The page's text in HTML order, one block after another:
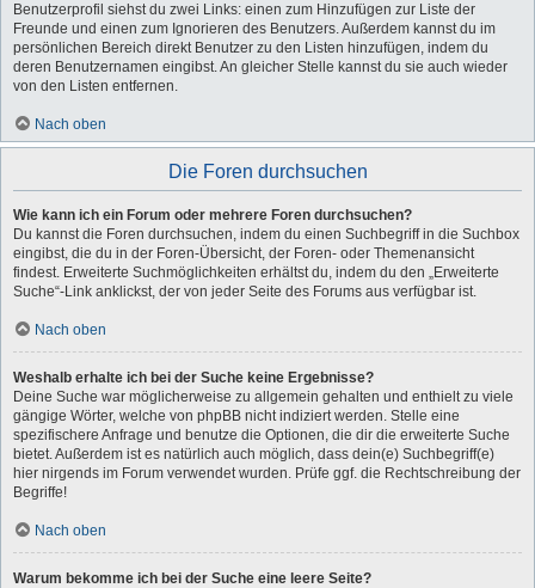
Benutzerprofil siehst du zwei Links: einen zum Hinzufügen zur Liste der
Freunde und einen zum Ignorieren des Benutzers. Außerdem kannst du im
persönlichen Bereich direkt Benutzer zu den Listen hinzufügen, indem du
deren Benutzernamen eingibst. An gleicher Stelle kannst du sie auch wieder
von den Listen entfernen.
Nach oben
Die Foren durchsuchen
Wie kann ich ein Forum oder mehrere Foren durchsuchen?
Du kannst die Foren durchsuchen, indem du einen Suchbegriff in die Suchbox
eingibst, die du in der Foren-Übersicht, der Foren- oder Themenansicht
findest. Erweiterte Suchmöglichkeiten erhältst du, indem du den „Erweiterte
Suche“-Link anklickst, der von jeder Seite des Forums aus verfügbar ist.
Nach oben
Weshalb erhalte ich bei der Suche keine Ergebnisse?
Deine Suche war möglicherweise zu allgemein gehalten und enthielt zu viele
gängige Wörter, welche von phpBB nicht indiziert werden. Stelle eine
spezifischere Anfrage und benutze die Optionen, die dir die erweiterte Suche
bietet. Außerdem ist es natürlich auch möglich, dass dein(e) Suchbegriff(e)
hier nirgends im Forum verwendet wurden. Prüfe ggf. die Rechtschreibung der
Begriffe!
Nach oben
Warum bekomme ich bei der Suche eine leere Seite?